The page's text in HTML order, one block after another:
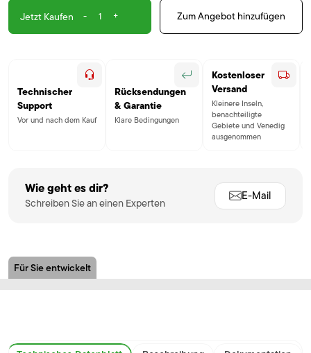
Jetzt Kaufen - + Zum Angebot hinzufügen
Technischer
Support
Vor und nach dem Kauf
Rücksendungen
& Garantie
Klare Bedingungen
Kostenloser
Versand
Kleinere Inseln,
benachteiligte
Gebiete und Venedig
ausgenommen
Wie geht es dir?
Schreiben Sie an einen Experten
E-Mail
Für Sie entwickelt